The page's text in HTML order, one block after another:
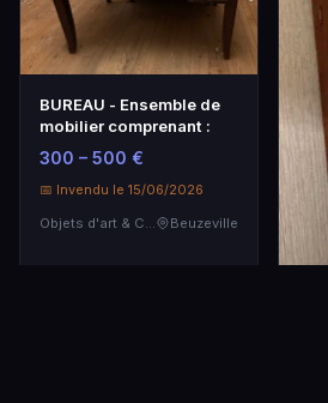
BUREAU - Ensemble de
mobilier comprenant :
300 – 500 €
📅 Invendu le 15/06/2026
Beuzeville